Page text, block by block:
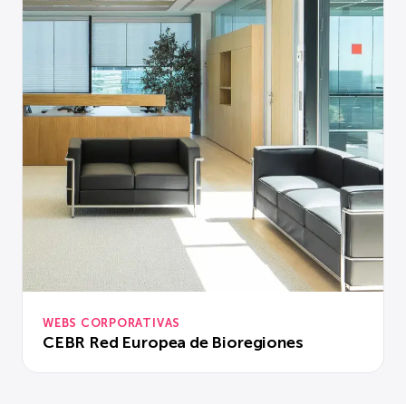
WEBS CORPORATIVAS
CEBR Red Europea de Bioregiones